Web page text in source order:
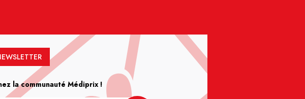
la communauté Médiprix !